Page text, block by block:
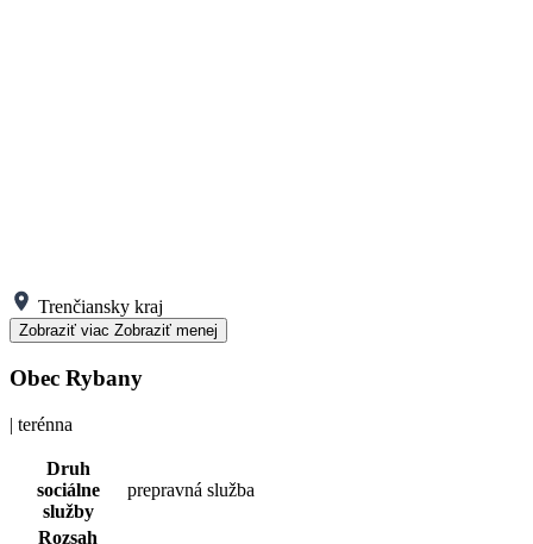
Trenčiansky kraj
Zobraziť viac Zobraziť menej
Obec Rybany
| terénna
Druh
sociálne
služby
prepravná služba
Rozsah